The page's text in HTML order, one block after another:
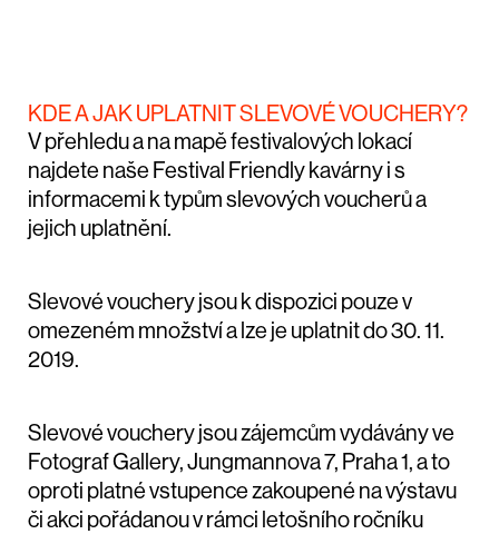
KDE A JAK UPLATNIT SLEVOVÉ VOUCHERY?
V přehledu a na mapě festivalových lokací
najdete naše Festival Friendly kavárny i s
informacemi k typům slevových voucherů a
jejich uplatnění.
Slevové vouchery jsou k dispozici pouze v
omezeném množství a lze je uplatnit do 30. 11.
2019.
Slevové vouchery jsou zájemcům vydávány ve
Fotograf Gallery, Jungmannova 7, Praha 1, a to
oproti platné vstupence zakoupené na výstavu
či akci pořádanou v rámci letošního ročníku